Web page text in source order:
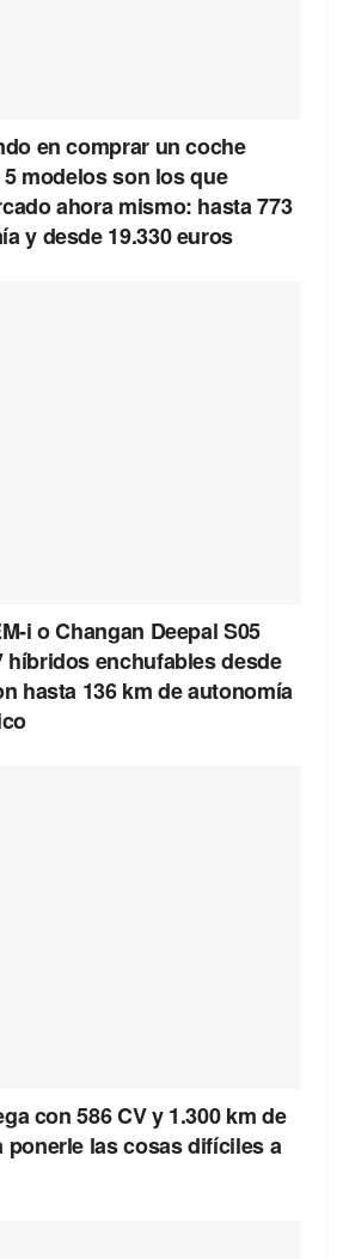
en comprar un coche
modelos son los que
ahora mismo: hasta 773
y desde 19.330 euros
i o Changan Deepal S05
híbridos enchufables desde
hasta 136 km de autonomía
con 586 CV y 1.300 km de
ponerle las cosas difíciles a